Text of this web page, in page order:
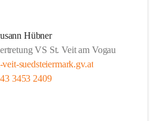
Hübner
VS St. Veit am Vogau
suedsteiermark.gv.at
3453 2409